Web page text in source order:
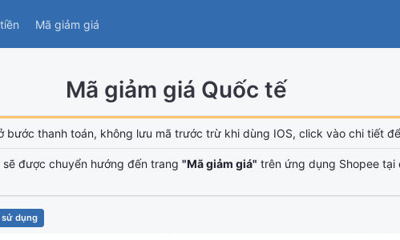
Mã giảm giá
Mã giảm giá Quốc tế
bước thanh toán, không lưu mã trước trừ khi dùng IOS, click vào chi tiết
sẽ được chuyển hướng đến trang "Mã giảm giá" trên ứng dụng Shopee tại
sử dụng